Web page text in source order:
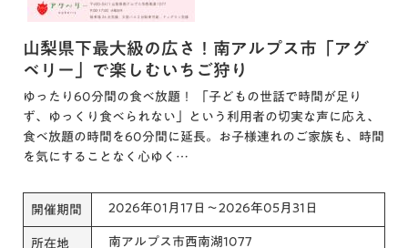
山梨県下最大級の広さ！南アルプス市「アグ
ベリー」で楽しむいちご狩り
ゆったり60分間の食べ放題！ 「子どもの世話で時間が足り
ず、ゆっくり食べられない」という利用者の切実な声に応え、
食べ放題の時間を60分間に延長。お子様連れのご家族も、時間
を気にすることなく心ゆく…
開催期間 2026年01月17日～2026年05月31日
所在地 南アルプス市西南湖1077